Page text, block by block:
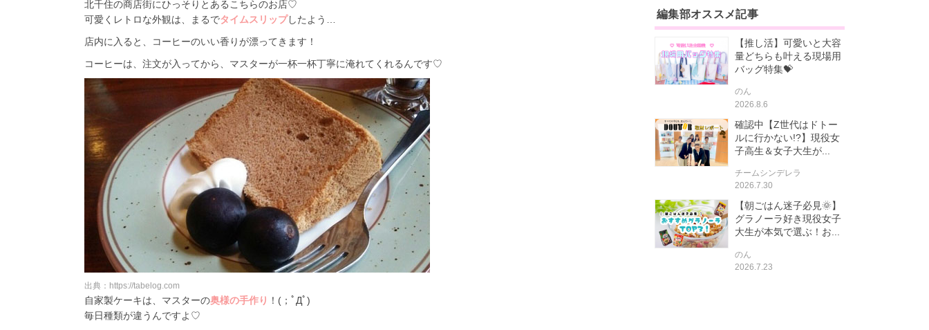
北千住の商店街にひっそりとあるこちらのお店♡
可愛くレトロな外観は、まるでタイムスリップしたよう…
店内に入ると、コーヒーのいい香りが漂ってきます！
コーヒーは、注文が入ってから、マスターが一杯一杯丁寧に淹れてくれるんです♡
出典：https://tabelog.com
自家製ケーキは、マスターの奥様の手作り ！(；ﾟДﾟ)
毎日種類が違うんですよ♡
編集部オススメ記事
【推し活】可愛いと大容
量どちらも叶える現場用
バッグ特集💝
のん
2026.8.6
確認中【Z世代はドトー
ルに行かない!?】現役女
子高生＆女子大生が...
チームシンデレラ
2026.7.30
【朝ごはん迷子必見🌞】
グラノーラ好き現役女子
大生が本気で選ぶ！お...
のん
2026.7.23